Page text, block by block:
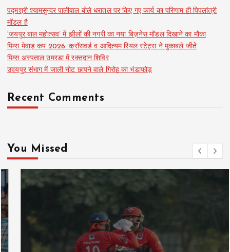
पद्मश्री श्यामसुन्दर पालीवाल बोले धरातल पर किए गए कार्य का परिणाम ही पिपलांत्री
मॉडल है
‘जयपुर बाल महोत्सव’ में झीलों की नगरी का नया बिज़नेस मॉडल दिखाने का मौका
पिम्स मेवाड़ कप 2026: क्रॉसवर्ड व आदित्यम रियल स्टेट्स ने मुकाबले जीते
पिम्स अस्पताल उमरडा में रक्तदान शिविर
उदयपुर संभाग में जाली नोट छापने वाले गिरोह का भंडाफोड़
Recent Comments
You Missed